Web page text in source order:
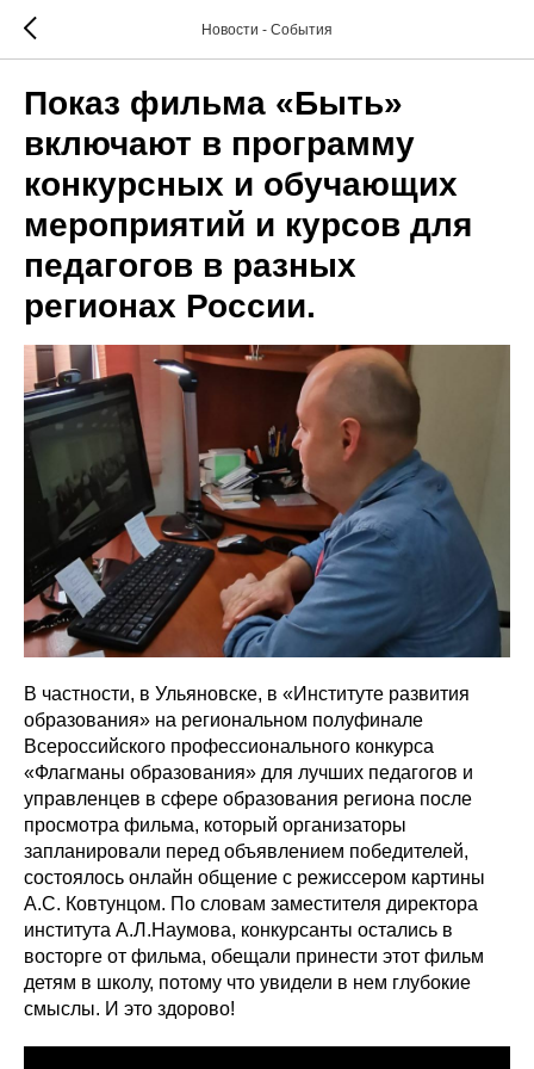
Новости - События
Показ фильма «Быть»
включают в программу
конкурсных и обучающих
мероприятий и курсов для
педагогов в разных
регионах России.
В частности, в Ульяновске, в «Институте развития
образования» на региональном полуфинале
Всероссийского профессионального конкурса
«Флагманы образования» для лучших педагогов и
управленцев в сфере образования региона после
просмотра фильма, который организаторы
запланировали перед объявлением победителей,
состоялось онлайн общение с режиссером картины
А.С. Ковтунцом. По словам заместителя директора
института А.Л.Наумова, конкурсанты остались в
восторге от фильма, обещали принести этот фильм
детям в школу, потому что увидели в нем глубокие
смыслы. И это здорово!